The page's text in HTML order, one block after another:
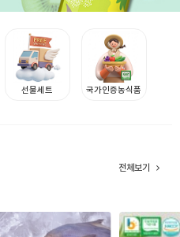
선물세트 국가인증농식품
전체보기